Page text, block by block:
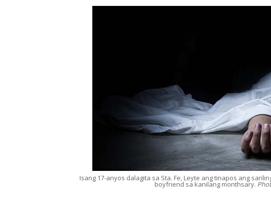
Isang 17-anyos dalagita sa Sta. Fe, Leyte ang tinapos ang
boyfriend sa kanilang monthsary.